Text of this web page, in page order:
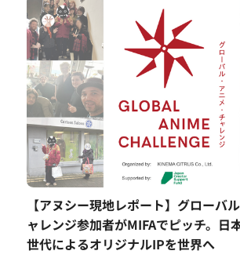
【アヌシー現地レポート】グローバ
ャレンジ参加者がMIFAでピッチ。日
世代によるオリジナルIPを世界へ